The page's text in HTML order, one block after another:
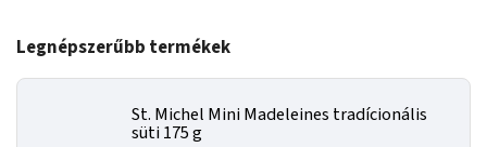
Legnépszerűbb termékek
St. Michel Mini Madeleines tradícionális
süti 175 g